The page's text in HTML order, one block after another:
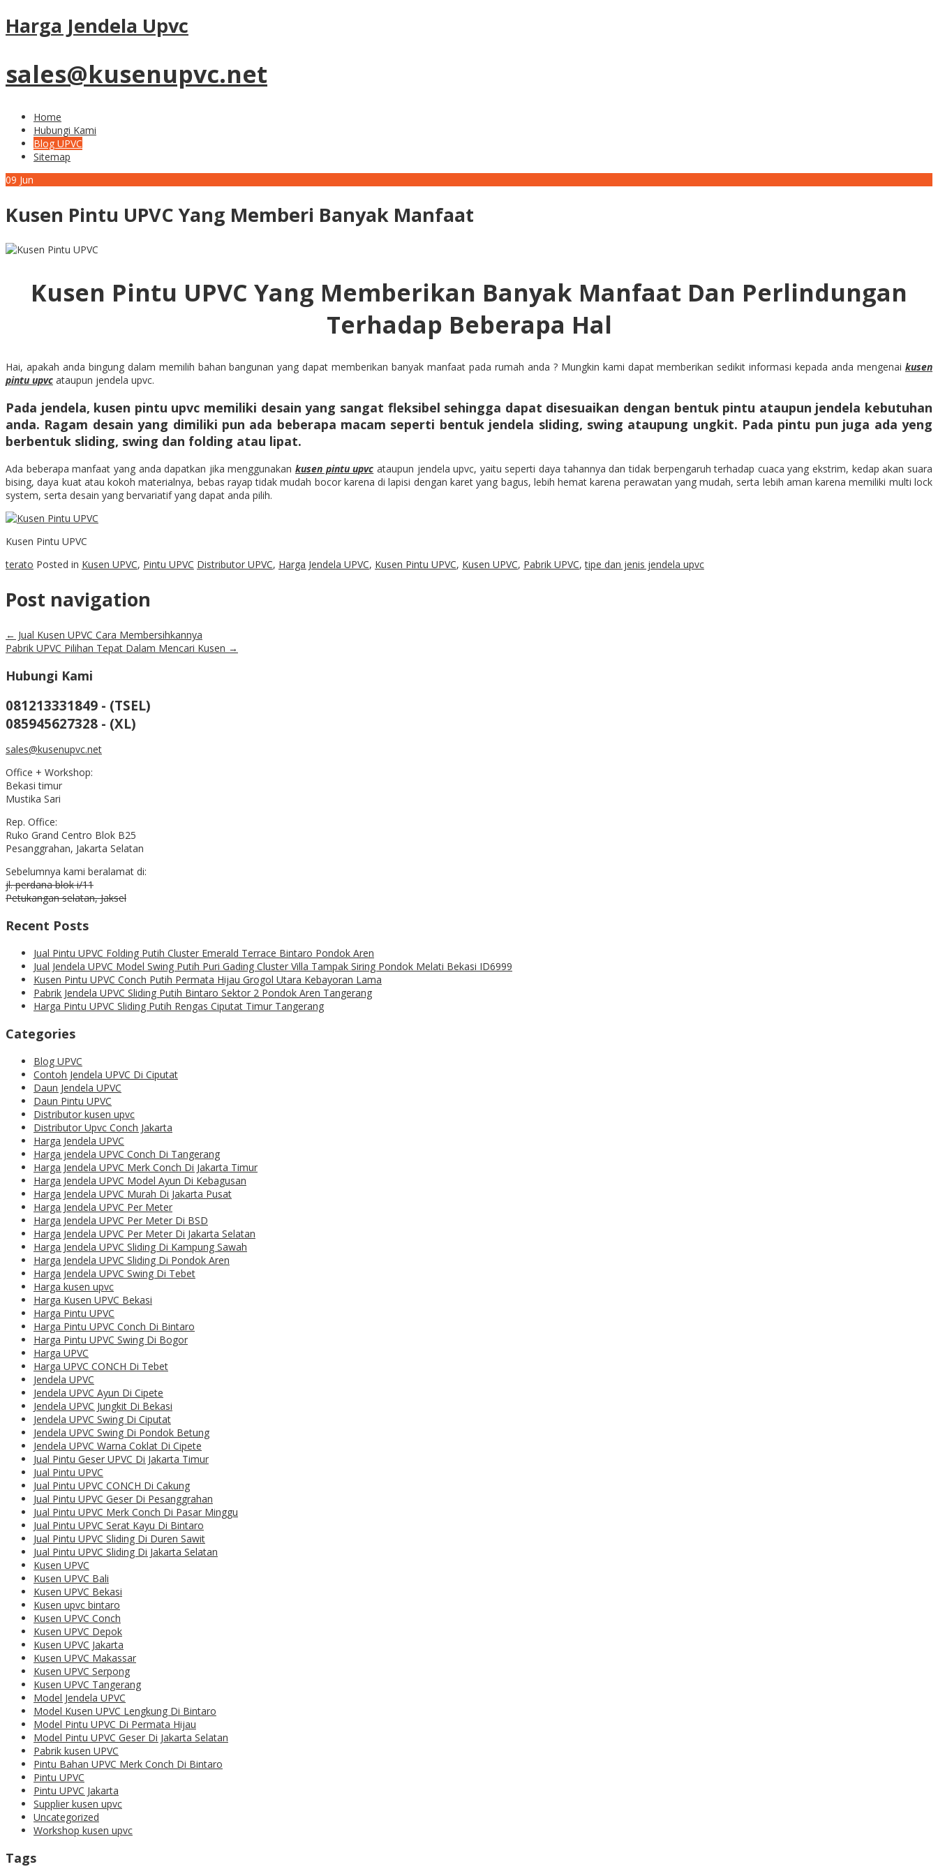
Harga Jendela Upvc
sales@kusenupvc.net
Home
Hubungi Kami
Blog UPVC
Sitemap
09 Jun
Kusen Pintu UPVC Yang Memberi Banyak Manfaat
Kusen Pintu UPVC Yang Memberikan Banyak Manfaat Dan Perlindungan
Terhadap Beberapa Hal
Hai, apakah anda bingung dalam memilih bahan bangunan yang dapat memberikan banyak manfaat pada rumah anda ? Mungkin kami dapat memberikan sedikit informasi kepada anda mengenai kusen
pintu upvc ataupun jendela upvc.
Pada jendela, kusen pintu upvc memiliki desain yang sangat fleksibel sehingga dapat disesuaikan dengan bentuk pintu ataupun jendela kebutuhan
anda. Ragam desain yang dimiliki pun ada beberapa macam seperti bentuk jendela sliding, swing ataupung ungkit. Pada pintu pun juga ada yeng
berbentuk sliding, swing dan folding atau lipat.
Ada beberapa manfaat yang anda dapatkan jika menggunakankusen pintu upvc ataupun jendela upvc, yaitu seperti daya tahannya dan tidak berpengaruh terhadap cuaca yang ekstrim, kedap akan suara
bising, daya kuat atau kokoh materialnya, bebas rayap tidak mudah bocor karena di lapisi dengan karet yang bagus, lebih hemat karena perawatan yang mudah, serta lebih aman karena memiliki multi lock
system, serta desain yang bervariatif yang dapat anda pilih.
Kusen Pintu UPVC
terato Posted in Kusen UPVC, Pintu UPVC Distributor UPVC, Harga Jendela UPVC, Kusen Pintu UPVC, Kusen UPVC, Pabrik UPVC,tipe dan jenis jendela upvc
Post navigation
← Jual Kusen UPVC Cara Membersihkannya
Pabrik UPVC Pilihan Tepat Dalam Mencari Kusen →
Hubungi Kami
081213331849 - (TSEL)
085945627328 - (XL)
sales@kusenupvc.net
Office + Workshop:
Bekasi timur
Mustika Sari
Rep. Office:
Ruko Grand Centro Blok B25
Pesanggrahan, Jakarta Selatan
Sebelumnya kami beralamat di:
jl. perdana blok i/11
Petukangan selatan, Jaksel
Recent Posts
Jual Pintu UPVC Folding Putih Cluster Emerald Terrace Bintaro Pondok Aren
Jual Jendela UPVC Model Swing Putih Puri Gading Cluster Villa Tampak Siring Pondok Melati Bekasi ID6999
Kusen Pintu UPVC Conch Putih Permata Hijau Grogol Utara Kebayoran Lama
Pabrik Jendela UPVC Sliding Putih Bintaro Sektor 2 Pondok Aren Tangerang
Harga Pintu UPVC Sliding Putih Rengas Ciputat Timur Tangerang
Categories
Blog UPVC
Contoh Jendela UPVC Di Ciputat
Daun Jendela UPVC
Daun Pintu UPVC
Distributor kusen upvc
Distributor Upvc Conch Jakarta
Harga Jendela UPVC
Harga jendela UPVC Conch Di Tangerang
Harga Jendela UPVC Merk Conch Di Jakarta Timur
Harga Jendela UPVC Model Ayun Di Kebagusan
Harga Jendela UPVC Murah Di Jakarta Pusat
Harga Jendela UPVC Per Meter
Harga Jendela UPVC Per Meter Di BSD
Harga Jendela UPVC Per Meter Di Jakarta Selatan
Harga Jendela UPVC Sliding Di Kampung Sawah
Harga Jendela UPVC Sliding Di Pondok Aren
Harga Jendela UPVC Swing Di Tebet
Harga kusen upvc
Harga Kusen UPVC Bekasi
Harga Pintu UPVC
Harga Pintu UPVC Conch Di Bintaro
Harga Pintu UPVC Swing Di Bogor
Harga UPVC
Harga UPVC CONCH Di Tebet
Jendela UPVC
Jendela UPVC Ayun Di Cipete
Jendela UPVC Jungkit Di Bekasi
Jendela UPVC Swing Di Ciputat
Jendela UPVC Swing Di Pondok Betung
Jendela UPVC Warna Coklat Di Cipete
Jual Pintu Geser UPVC Di Jakarta Timur
Jual Pintu UPVC
Jual Pintu UPVC CONCH Di Cakung
Jual Pintu UPVC Geser Di Pesanggrahan
Jual Pintu UPVC Merk Conch Di Pasar Minggu
Jual Pintu UPVC Serat Kayu Di Bintaro
Jual Pintu UPVC Sliding Di Duren Sawit
Jual Pintu UPVC Sliding Di Jakarta Selatan
Kusen UPVC
Kusen UPVC Bali
Kusen UPVC Bekasi
Kusen upvc bintaro
Kusen UPVC Conch
Kusen UPVC Depok
Kusen UPVC Jakarta
Kusen UPVC Makassar
Kusen UPVC Serpong
Kusen UPVC Tangerang
Model Jendela UPVC
Model Kusen UPVC Lengkung Di Bintaro
Model Pintu UPVC Di Permata Hijau
Model Pintu UPVC Geser Di Jakarta Selatan
Pabrik kusen UPVC
Pintu Bahan UPVC Merk Conch Di Bintaro
Pintu UPVC
Pintu UPVC Jakarta
Supplier kusen upvc
Uncategorized
Workshop kusen upvc
Tags